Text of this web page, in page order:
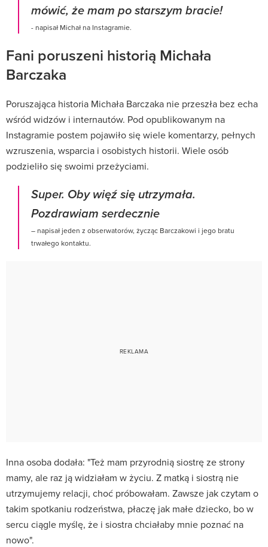
mówić, że mam po starszym bracie!
- napisał Michał na Instagramie.
Fani poruszeni historią Michała
Barczaka
Poruszająca historia Michała Barczaka nie przeszła bez echa
wśród widzów i internautów. Pod opublikowanym na
Instagramie postem pojawiło się wiele komentarzy, pełnych
wzruszenia, wsparcia i osobistych historii. Wiele osób
podzieliło się swoimi przeżyciami.
Super. Oby więź się utrzymała.
Pozdrawiam serdecznie
– napisał jeden z obserwatorów, życząc Barczakowi i jego bratu
trwałego kontaktu.
Inna osoba dodała: "Też mam przyrodnią siostrę ze strony
mamy, ale raz ją widziałam w życiu. Z matką i siostrą nie
utrzymujemy relacji, choć próbowałam. Zawsze jak czytam o
takim spotkaniu rodzeństwa, płaczę jak małe dziecko, bo w
sercu ciągle myślę, że i siostra chciałaby mnie poznać na
nowo".